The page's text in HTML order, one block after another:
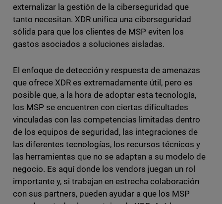
externalizar la gestión de la ciberseguridad que
tanto necesitan. XDR unifica una ciberseguridad
sólida para que los clientes de MSP eviten los
gastos asociados a soluciones aisladas.
El enfoque de detección y respuesta de amenazas
que ofrece XDR es extremadamente útil, pero es
posible que, a la hora de adoptar esta tecnología,
los MSP se encuentren con ciertas dificultades
vinculadas con las competencias limitadas dentro
de los equipos de seguridad, las integraciones de
las diferentes tecnologías, los recursos técnicos y
las herramientas que no se adaptan a su modelo de
negocio. Es aquí donde los vendors juegan un rol
importante y, si trabajan en estrecha colaboración
con sus partners, pueden ayudar a que los MSP